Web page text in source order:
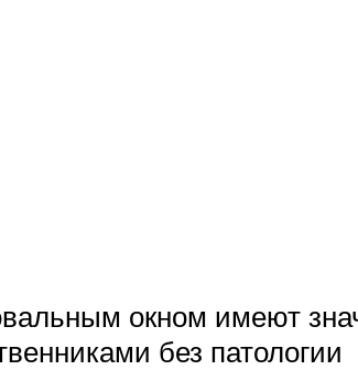
окном имеют
без патологии